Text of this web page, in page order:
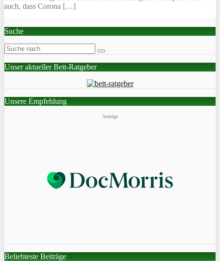
auch, dass Corona […]
Suche
Unser aktueller Bett-Ratgeber
Unsere Empfehlung
Anzeige
Beliebteste Beiträge